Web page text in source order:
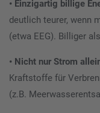
• Einzigartig billige
deutlich teurer, wenn
(etwa EEG). Billiger
• Nicht nur Strom
Kraftstoffe für
(z.B.